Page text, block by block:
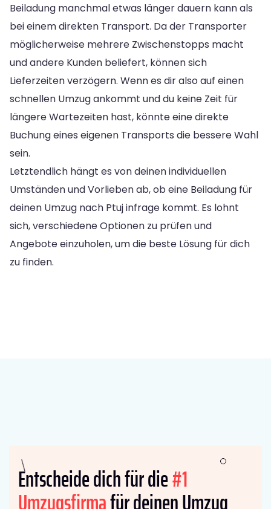
Beiladung manchmal etwas länger dauern kann als
bei einem direkten Transport. Da der Transporter
möglicherweise mehrere Zwischenstopps macht
und andere Kunden beliefert, können sich
Lieferzeiten verzögern. Wenn es dir also auf einen
schnellen Umzug ankommt und du keine Zeit für
längere Wartezeiten hast, könnte eine direkte
Buchung eines eigenen Transports die bessere Wahl
sein.
Letztendlich hängt es von deinen individuellen
Umständen und Vorlieben ab, ob eine Beiladung für
deinen Umzug nach Ptuj infrage kommt. Es lohnt
sich, verschiedene Optionen zu prüfen und
Angebote einzuholen, um die beste Lösung für dich
zu finden.
Entscheide dich für die#1